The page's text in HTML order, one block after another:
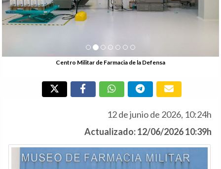
Centro Militar de Farmacia de la Defensa
12 de junio de 2026, 10:24h
Actualizado: 12/06/2026 10:39h